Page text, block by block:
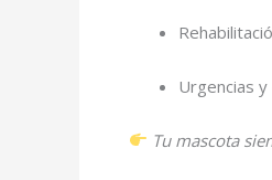
Urgencias
Tu mascota